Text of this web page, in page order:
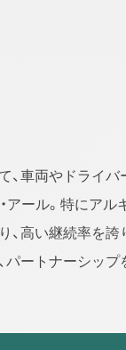
、車両やドライバ
アール。特にアル
高い継続率を誇
パートナーシップ